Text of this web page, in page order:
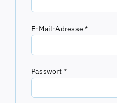
E-Mail-Adresse*
Passwort *Erforderlich